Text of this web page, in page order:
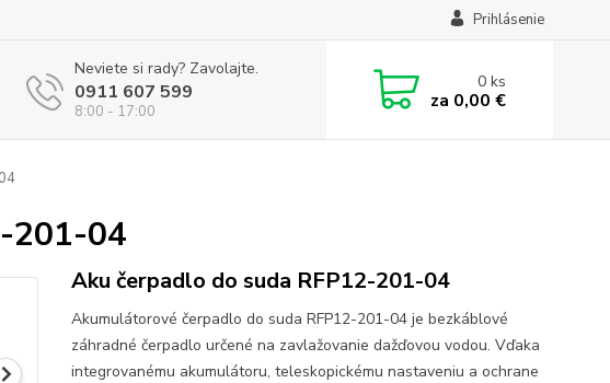
Prihlásenie
Neviete si rady? Zavolajte.
0911 607 599
8:00 - 17:00
0ks
za 0,00 €
201-04
Aku čerpadlo do suda RFP12-201-04
Akumulátorové čerpadlo do suda RFP12-201-04 je bezkáblové
záhradné čerpadlo určené na zavlažovanie dažďovou vodou. Vďaka
integrovanému akumulátoru, teleskopickému nastaveniu a ochrane